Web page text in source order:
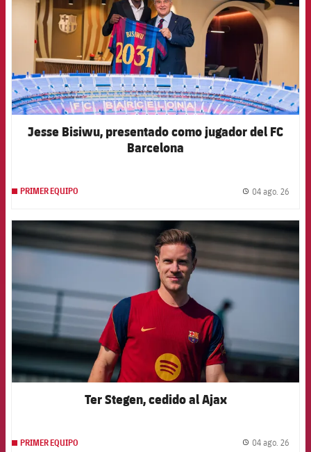
Jesse Bisiwu, presentado como jugador del FC
Barcelona
PRIMER EQUIPO 04 ago. 26
FCB Barcelona badge
Ter Stegen, cedido al Ajax
PRIMER EQUIPO 04 ago. 26